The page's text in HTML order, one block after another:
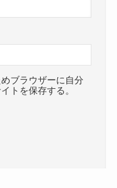
ブラウザーに自分
トを保存する。